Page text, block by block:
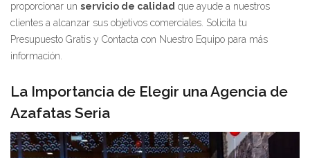
proporcionar un servicio de calidad que ayude a nuestros
clientes a alcanzar sus objetivos comerciales. Solicita tu
Presupuesto Gratis y Contacta con Nuestro Equipo para más
información.
La Importancia de Elegir una Agencia de
Azafatas Seria